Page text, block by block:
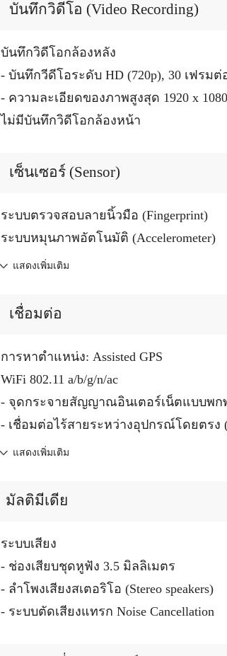
บันทึกวิดีโอ (Video Recording)
บันทึกวิดีโอกล้องหลัง
- บันทึกวีดีโอระดับ HD (720p), 30 เฟรมต่
- ความละเอียดของภาพสูงสุด 1920 x
ไม่มีบันทึกวิดีโอกล้องหน้า
เซ็นเซอร์ (Sensor)
ระบบตรวจสอบลายนิ้วมือ (Fingerprint)
ระบบหมุนภาพอัตโนมัติ (Accelerometer)
แสดงเพิ่มเติม
เชื่อมต่อ
การหาตำแหน่ง: Assisted GPS
WiFi 802.11 a/b/g/n/ac
- จุดกระจายสัญญาณอินเตอร์เน็ตแบบพกพ
- เชื่อมต่อไร้สายระหว่างอุปกรณ์โดยตรง
แสดงเพิ่มเติม
มัลติมีเดีย
ระบบเสียง
- ช่องเสียบชุดหูฟัง 3.5 มิลลิเมตร
- ลำโพงเสียงสเตอริโอ (Stereo speakers)
- ระบบตัดเสียงแทรก Noise Cancellation